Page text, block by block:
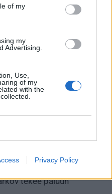
of my
my
Advertising.
Use,
of my
with the
Privacy Policy
Tuomarointi muka vakavaa
hommaa? Tuomarikameroihin
tarttuu kaikenlaista – katso
TEKIJÄLTÄ
tekee paluun